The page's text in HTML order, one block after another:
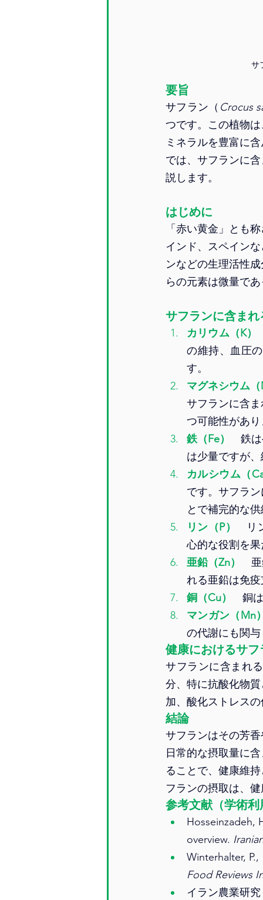
サ
要旨
サフラン（ Crocus
つです。この植物
ミネラルを豊富に
では、サフランに
説します。
はじめに
「赤い黄金」とも
インド、スペイン
ンなどの生理活性
らの元素は微量で
サフランに含ま
カリウム（K）
の維持、血圧
す。
マグネシウム
サフランに含
つ可能性があ
鉄（Fe）
鉄
は少量ですが
カルシウム（
です。サフラ
とで補完的な
リン（P）
リ
心的な役割を
亜鉛（Zn）
れる亜鉛は免
銅（Cu）
銅は
マンガン（Mn
の代謝にも関
健康におけるサ
サフランに含まれ
分、特に抗酸化物
加、酸化ストレス
結論
サフランはその芳
日常的な摂取量に
ることで、健康維
フランの摂取は、
参考文献（学術利
Hosseinzadeh,
overview.
Food Reviews
イラン農業研